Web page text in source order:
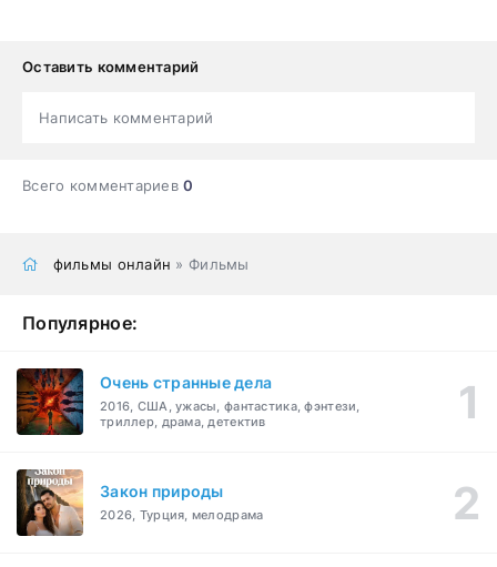
Оставить комментарий
Написать комментарий
Всего комментариев0
фильмы онлайн » Фильмы
Популярное:
Очень странные дела
2016, США, ужасы, фантастика, фэнтези,
триллер, драма, детектив
Закон природы
2026, Турция, мелодрама